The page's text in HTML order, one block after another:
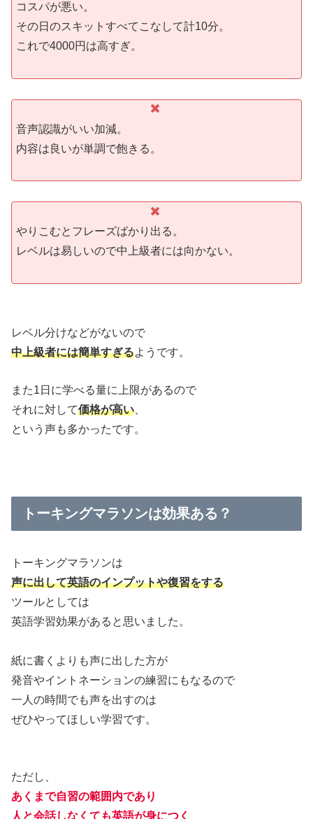
コスパが悪い。
その日のスキットすべてこなして計10分。
これで4000円は高すぎ。
音声認識がいい加減。
内容は良いが単調で飽きる。
やりこむとフレーズばかり出る。
レベルは易しいので中上級者には向かない。
レベル分けなどがないので
中上級者には簡単すぎるようです。
また1日に学べる量に上限があるので
それに対して価格が高い
という声も多かったです。
トーキングマラソンは効果ある？
トーキングマラソンは
声に出して英語のインプットや復習をする
ツールとしては
英語学習効果があると思いました。
紙に書くよりも声に出した方が
発音やイントネーションの練習にもなるので
一人の時間でも声を出すのは
ぜひやってほしい学習です。
ただし、
あくまで自習の範囲内であり
人と会話しなくても英語が身につく